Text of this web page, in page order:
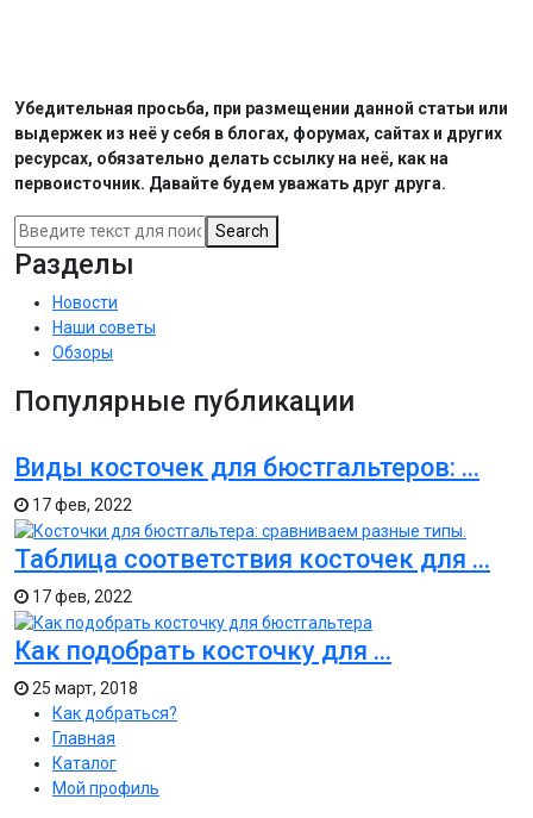
Убедительная просьба, при размещении данной статьи или
выдержек из неё у себя в блогах, форумах, сайтах и других
ресурсах, обязательно делать ссылку на неё, как на
первоисточник. Давайте будем уважать друг друга.
Search
Разделы
Новости
Наши советы
Обзоры
Популярные публикации
Виды косточек для бюстгальтеров: ...
17 фев, 2022
Таблица соответствия косточек для ...
17 фев, 2022
Как подобрать косточку для ...
25 март, 2018
Как добраться?
Главная
Каталог
Мой профиль